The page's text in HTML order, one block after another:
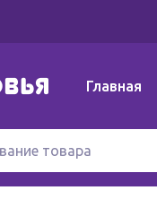
Главная